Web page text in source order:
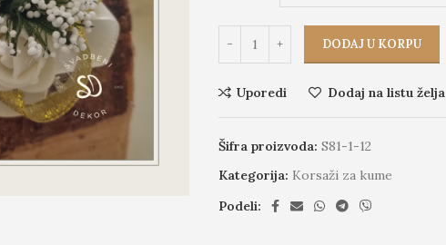
DODAJ U KORPU
Uporedi Dodaj na listu želja
Šifra proizvoda: S81-1-12
Kategorija: Korsaži za kume
Podeli: